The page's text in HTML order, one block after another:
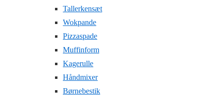
Tallerkensæt
Wokpande
Pizzaspade
Muffinform
Kagerulle
Håndmixer
Børnebestik